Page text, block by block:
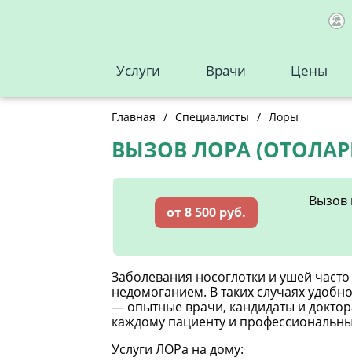
Услуги Врачи Цены
Главная / Специалисты / Лоры
ВЫЗОВ ЛОРА
от 8 500 руб.
Вызов
Заболевания носоглотки и ушей
недомоганием. В таких случаях
— опытные врачи, кандидаты и
каждому пациенту и
Услуги ЛОРа на дому: